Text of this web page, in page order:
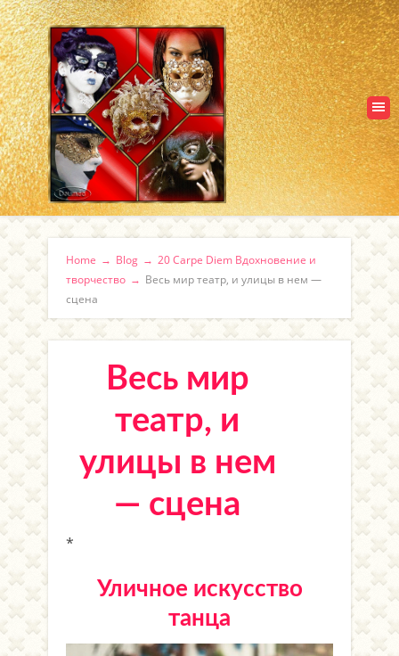
Home → Blog → 20 Carpe Diem Вдохновение и
творчество → Весь мир театр, и улицы в нем —
сцена
Весь мир
театр, и
улицы в нем
— сцена
*
Уличное искусство
танца